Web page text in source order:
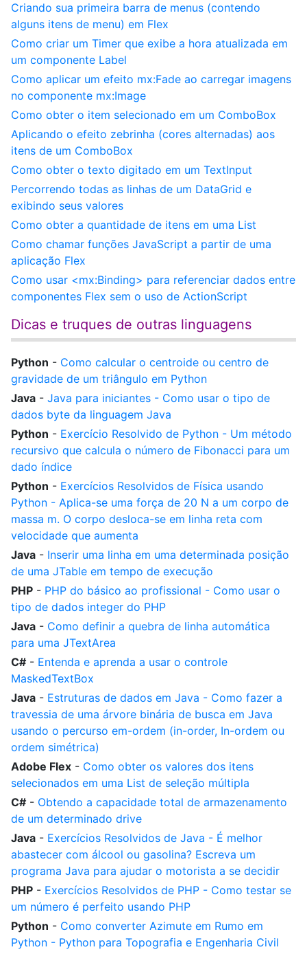
Criando sua primeira barra de menus (contendo
alguns itens de menu) em Flex
Como criar um Timer que exibe a hora atualizada em
um componente Label
Como aplicar um efeito mx:Fade ao carregar imagens
no componente mx:Image
Como obter o item selecionado em um ComboBox
Aplicando o efeito zebrinha (cores alternadas) aos
itens de um ComboBox
Como obter o texto digitado em um TextInput
Percorrendo todas as linhas de um DataGrid e
exibindo seus valores
Como obter a quantidade de itens em uma List
Como chamar funções JavaScript a partir de uma
aplicação Flex
Como usar <mx:Binding> para referenciar dados entre
componentes Flex sem o uso de ActionScript
Dicas e truques de outras linguagens
Python - Como calcular o centroide ou centro de
gravidade de um triângulo em Python
Java - Java para iniciantes - Como usar o tipo de
dados byte da linguagem Java
Python - Exercício Resolvido de Python - Um método
recursivo que calcula o número de Fibonacci para um
dado índice
Python - Exercícios Resolvidos de Física usando
Python - Aplica-se uma força de 20 N a um corpo de
massa m. O corpo desloca-se em linha reta com
velocidade que aumenta
Java - Inserir uma linha em uma determinada posição
de uma JTable em tempo de execução
PHP - PHP do básico ao profissional - Como usar o
tipo de dados integer do PHP
Java - Como definir a quebra de linha automática
para uma JTextArea
C# - Entenda e aprenda a usar o controle
MaskedTextBox
Java - Estruturas de dados em Java - Como fazer a
travessia de uma árvore binária de busca em Java
usando o percurso em-ordem (in-order, In-ordem ou
ordem simétrica)
Adobe Flex - Como obter os valores dos itens
selecionados em uma List de seleção múltipla
C# - Obtendo a capacidade total de armazenamento
de um determinado drive
Java - Exercícios Resolvidos de Java - É melhor
abastecer com álcool ou gasolina? Escreva um
programa Java para ajudar o motorista a se decidir
PHP - Exercícios Resolvidos de PHP - Como testar se
um número é perfeito usando PHP
Python - Como converter Azimute em Rumo em
Python - Python para Topografia e Engenharia Civil